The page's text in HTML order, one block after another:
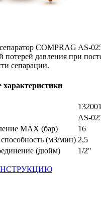
COMPRAG AS-
потерей давления при
сепарации.
характеристики
AS-
MAX (бар)
16
(м3/мин) 2,5
(дюйм)
1/2"